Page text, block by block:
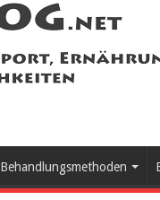
Behandlungsmethoden